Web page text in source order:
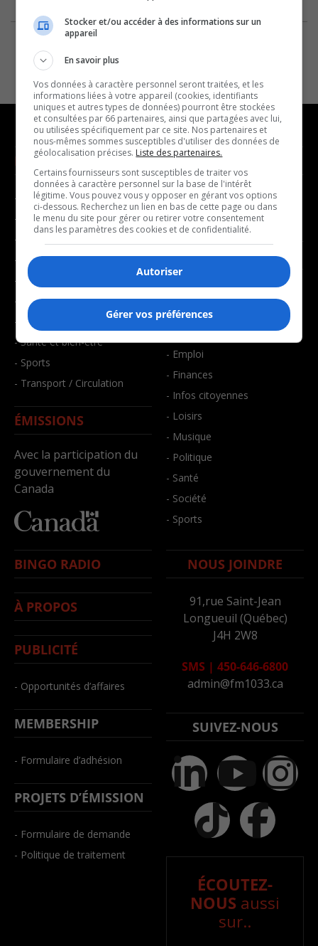
NOUVELLES
- Affaires municipales
- Communauté / Social
- Culture
- Économie
- Éducation
- Environnement
- Faits divers
- Santé et bien-être
- Sports
- Transport / Circulation
ÉMISSIONS
Avec la participation du
gouvernement du
Canada
MUSIQUE
- Décompte franco
- Joué récemment
BALADOS
- Art de vivre
- Bien-être
- Emploi
- Finances
- Infos citoyennes
- Loisirs
- Musique
- Politique
- Santé
- Société
- Sports
BINGO RADIO
À PROPOS
PUBLICITÉ
- Opportunités d’affaires
MEMBERSHIP
- Formulaire d’adhésion
PROJETS D’ÉMISSION
- Formulaire de demande
- Politique de traitement
NOUS JOINDRE
91,rue Saint-Jean
Longueuil (Québec)
J4H 2W8
SMS | 450-646-6800
admin@fm1033.ca
SUIVEZ-NOUS
ÉCOUTEZ-
NOUS aussi
sur..
Stocker et/ou accéder à des informations sur un
appareil
En savoir plus
Vos données à caractère personnel seront traitées, et les
informations liées à votre appareil (cookies, identifiants
uniques et autres types de données) pourront être stockées
et consultées par 66 partenaires, ainsi que partagées avec lui,
ou utilisées spécifiquement par ce site. Nos partenaires et
nous-mêmes sommes susceptibles d'utiliser des données de
géolocalisation précises. Liste des partenaires.
Certains fournisseurs sont susceptibles de traiter vos
données à caractère personnel sur la base de l'intérêt
légitime. Vous pouvez vous y opposer en gérant vos options
ci-dessous. Recherchez un lien en bas de cette page ou dans
le menu du site pour gérer ou retirer votre consentement
dans les paramètres des cookies et de confidentialité.
Autoriser
Gérer vos préférences